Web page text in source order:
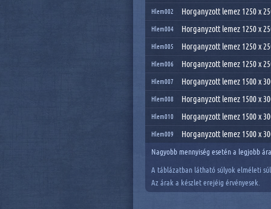
Hlem002 Horganyzott lemez 1250 x
Hlem004 Horganyzott lemez 1250 x
Hlem005 Horganyzott lemez 1250 x
Hlem006 Horganyzott lemez 1250 x
Hlem007 Horganyzott lemez 1500 x
Hlem008 Horganyzott lemez 1500 x
Hlem010 Horganyzott lemez 1500 x
Hlem009 Horganyzott lemez 1500 x
Nagyobb mennyiség esetén a legjobb
A táblázatban látható súlyok elméleti
Az árak a készlet erejéig érvényesek.